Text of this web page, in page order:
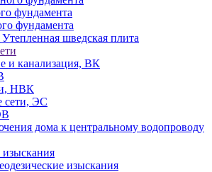
фундамента
фундамента
шведская плита
и канализация, ВК
НВК
сети, ЭС
дома к центральному водопроводу
изыскания
изыскания